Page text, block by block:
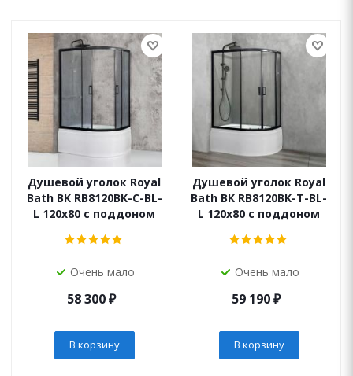
Душевой уголок Royal
Bath BK RB8120BK-C-BL-
L 120x80 с поддоном
Очень мало
58 300₽
В корзину
Душевой уголок Royal
Bath BK RB8120BK-T-BL-
L 120x80 с поддоном
Очень мало
59 190₽
В корзину